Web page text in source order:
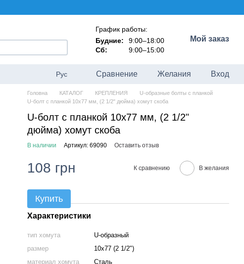
График работы:
Будние:
9:00–18:00
Сб:
9:00–15:00
Мой заказ
Рус Сравнение Желания Вход
Головна КАТАЛОГ КРЕПЛЕНИЯ
U-образные болты с планкой
U-болт c планкой 10x77 мм, (2 1/2" дюйма) хомут скоба
U-болт c планкой 10x77 мм, (2 1/2"
дюйма) хомут скоба
В наличии Артикул: 69090 Оставить отзыв
108 грн К сравнению В желания
Купить
Характеристики
тип хомута
U-образный
размер
10х77 (2 1/2")
материал хомута
Сталь